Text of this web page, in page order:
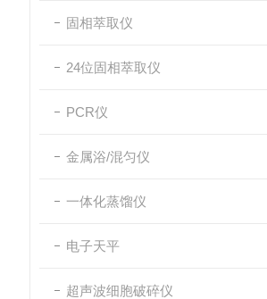
固相萃取仪
24位固相萃取仪
PCR仪
金属浴/混匀仪
一体化蒸馏仪
电子天平
超声波细胞破碎仪